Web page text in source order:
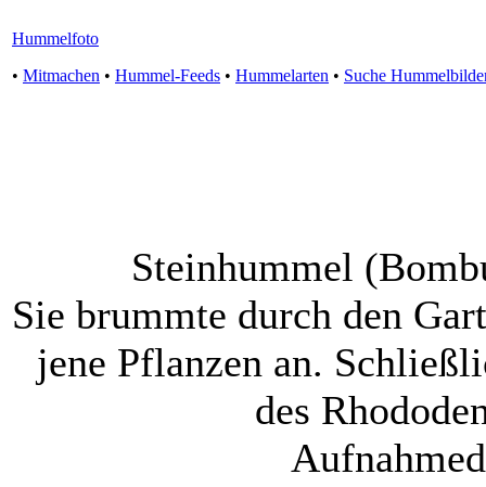
Hummelfoto
• Mitmachen • Hummel-Feeds • Hummelarten • Suche
Steinhummel
Sie brummte durch den
jene Pflanzen an.
des